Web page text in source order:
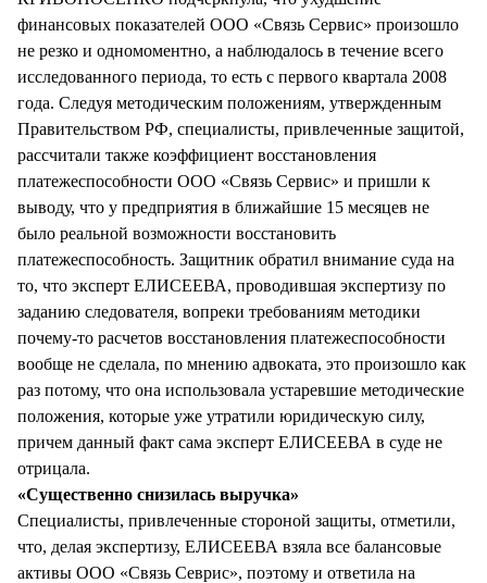
финансовых показателей ООО «Связь Сервис» произошло
не резко и одномоментно, а наблюдалось в течение всего
исследованного периода, то есть с первого квартала 2008
года. Следуя методическим положениям, утвержденным
Правительством РФ, специалисты, привлеченные защитой,
рассчитали также коэффициент восстановления
платежеспособности ООО «Связь Сервис» и пришли к
выводу, что у предприятия в ближайшие 15 месяцев не
было реальной возможности восстановить
платежеспособность. Защитник обратил внимание суда на
то, что эксперт ЕЛИСЕЕВА, проводившая экспертизу по
заданию следователя, вопреки требованиям методики
почему-то расчетов восстановления платежеспособности
вообще не сделала, по мнению адвоката, это произошло как
раз потому, что она использовала устаревшие методические
положения, которые уже утратили юридическую силу,
причем данный факт сама эксперт ЕЛИСЕЕВА в суде не
отрицала.
«Существенно снизилась выручка»
Специалисты, привлеченные стороной защиты, отметили,
что, делая экспертизу, ЕЛИСЕЕВА взяла все балансовые
активы ООО «Связь Севрис», поэтому и ответила на